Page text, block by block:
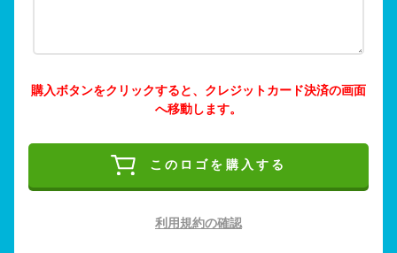
購入ボタンをクリックすると、クレジットカード決済の画面
へ移動します。
このロゴを購入する
利用規約の確認